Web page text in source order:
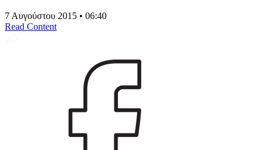
7 Αυγούστου 2015 • 06:40
Read Content